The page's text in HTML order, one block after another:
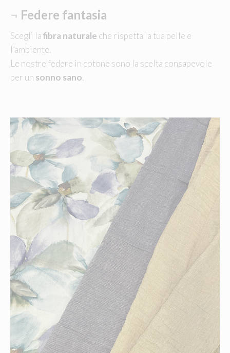
¬ Federe fantasia
Scegli lafibra naturale che rispetta la tua pelle e
l’ambiente.
Le nostre federe in cotone sono la scelta consapevole
per un sonno sano.